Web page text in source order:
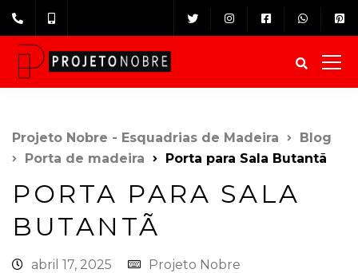
Projeto Nobre - Esquadrias de Madeira
Blog
Porta de madeira
Porta para Sala Butantã
PORTA PARA SALA
BUTANTÃ
abril 17, 2025
Projeto Nobre